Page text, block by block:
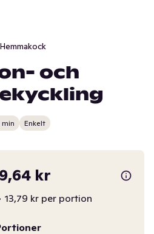
Hemmakock
och
Enkelt
kr
13,79 kr per portion